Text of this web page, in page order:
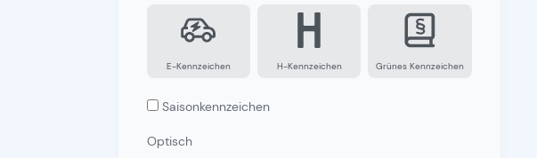
E-Kennzeichen H-Kennzeichen Grünes Kennzeichen
Saisonkennzeichen
Optisch